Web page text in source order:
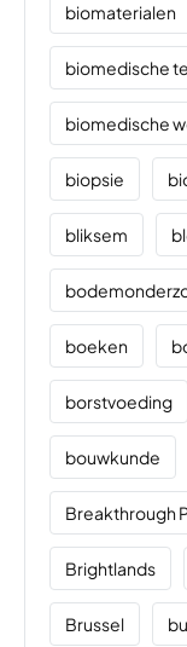
biomaterialen
biomedische
biomedische
biopsie
bliksem
boeken
borstvoeding
bouwkunde
Breakthrough
Brightlands
Brussel